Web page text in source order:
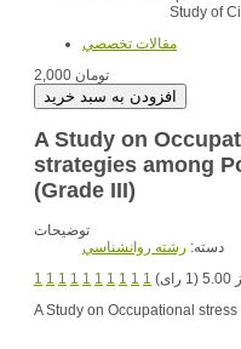
Study of
مقالات تخصصي
2,000 تومان
A Study on
strategies among
(Grade III)
توضیحات
دسته: رشته روانشناسي
1 1 1 1 1 1 1 1 1 1
A Study on Occupational